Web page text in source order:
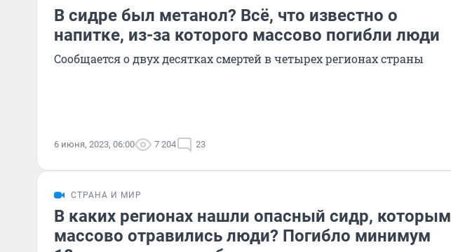
В сидре был метанол? Всё, что известно о
напитке, из-за которого массово погибли люди
Сообщается о двух десятках смертей в четырех регионах страны
6 июня, 2023, 06:00 7 204 23
СТРАНА И МИР
В каких регионах нашли опасный сидр, которым
массово отравились люди? Погибло минимум